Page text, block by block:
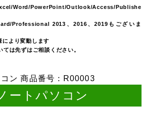
Word/PowerPoint/Outlook/Access/Publishe
Professional 2013、2016、2019もございま
により変動します
は先ずはご相談ください。
ン 商品番号：R00003
ートパソコン